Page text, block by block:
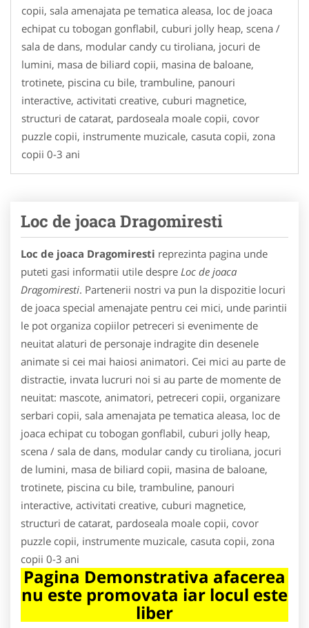
copii, sala amenajata pe tematica aleasa, loc de joaca
echipat cu tobogan gonflabil, cuburi jolly heap, scena /
sala de dans, modular candy cu tiroliana, jocuri de
lumini, masa de biliard copii, masina de baloane,
trotinete, piscina cu bile, trambuline, panouri
interactive, activitati creative, cuburi magnetice,
structuri de catarat, pardoseala moale copii, covor
puzzle copii, instrumente muzicale, casuta copii, zona
copii 0-3 ani
Loc de joaca Dragomiresti
Loc de joaca Dragomiresti reprezinta pagina unde
puteti gasi informatii utile despre Loc de joaca
Dragomiresti. Partenerii nostri va pun la dispozitie locuri
de joaca special amenajate pentru cei mici, unde parintii
le pot organiza copiilor petreceri si evenimente de
neuitat alaturi de personaje indragite din desenele
animate si cei mai haiosi animatori. Cei mici au parte de
distractie, invata lucruri noi si au parte de momente de
neuitat: mascote, animatori, petreceri copii, organizare
serbari copii, sala amenajata pe tematica aleasa, loc de
joaca echipat cu tobogan gonflabil, cuburi jolly heap,
scena / sala de dans, modular candy cu tiroliana, jocuri
de lumini, masa de biliard copii, masina de baloane,
trotinete, piscina cu bile, trambuline, panouri
interactive, activitati creative, cuburi magnetice,
structuri de catarat, pardoseala moale copii, covor
puzzle copii, instrumente muzicale, casuta copii, zona
copii 0-3 ani
Pagina Demonstrativa afacerea
nu este promovata iar locul este
liber